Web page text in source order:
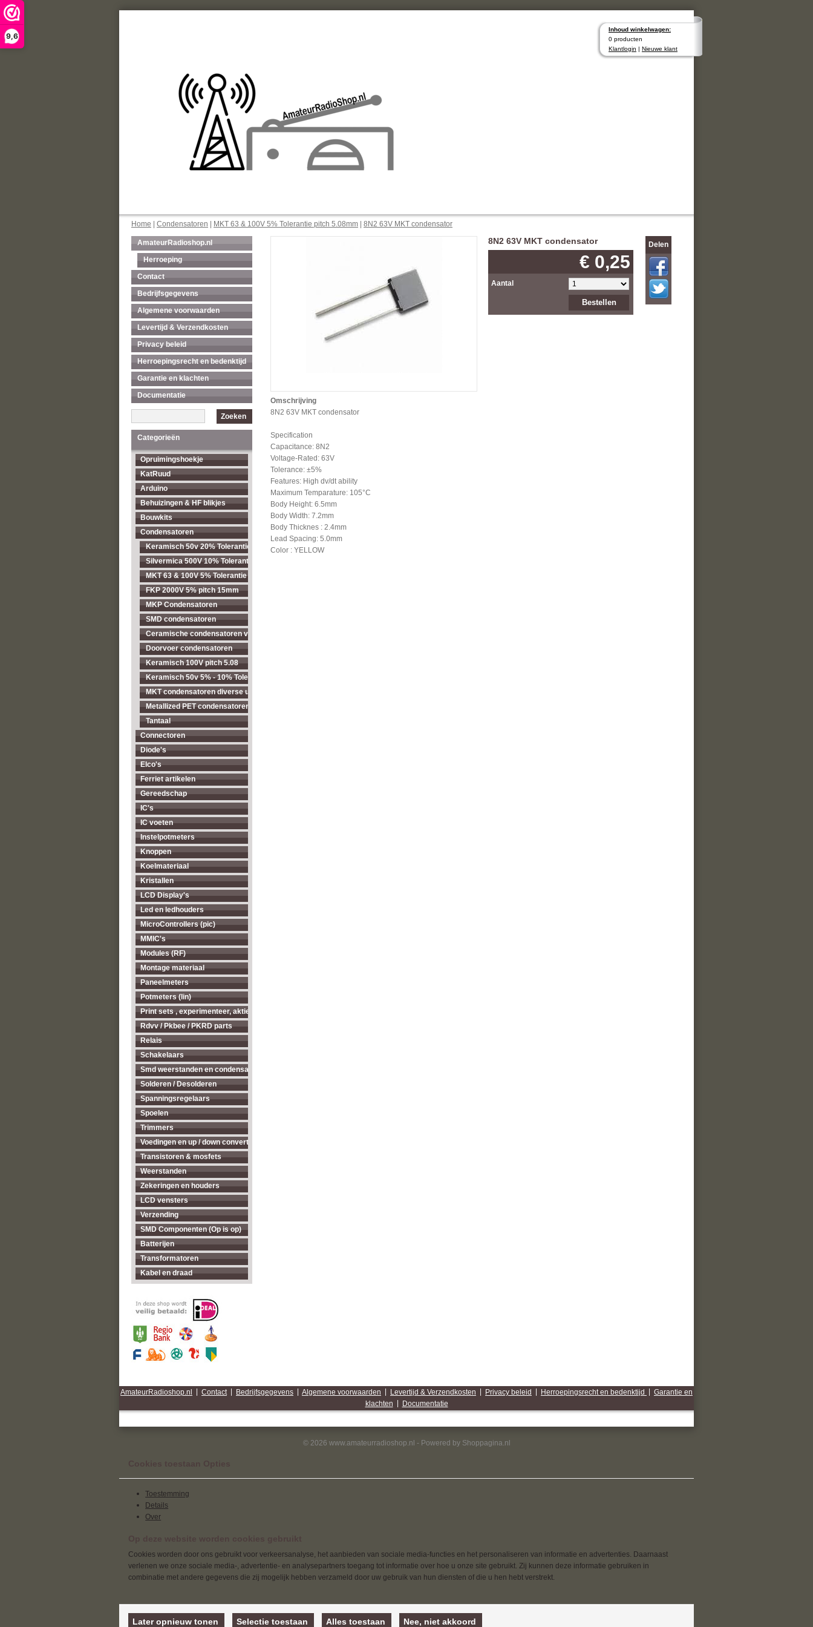
9,6
Inhoud winkelwagen:
0 producten
Klantlogin | Nieuwe klant
Home Condensatoren MKT 63 & 100V 5% Tolerantie pitch 5.08mm 8N2 63V MKT condensator
AmateurRadioshop.nl
Herroeping
Contact
Bedrijfsgegevens
Algemene voorwaarden
Levertijd & Verzendkosten
Privacy beleid
Herroepingsrecht en bedenktijd
Garantie en klachten
Documentatie
Zoeken
Categorieën
Opruimingshoekje
KatRuud
Arduino
Behuizingen & HF blikjes
Bouwkits
Condensatoren
Keramisch 50v 20% Tolerantie pitch 2.54mm
Silvermica 500V 10% Tolerantie
MKT 63 & 100V 5% Tolerantie pitch 5.08mm
FKP 2000V 5% pitch 15mm
MKP Condensatoren
SMD condensatoren
Ceramische condensatoren voor hogere spanningen
Doorvoer condensatoren
Keramisch 100V pitch 5.08
Keramisch 50v 5% - 10% Tolerantie pitch 5.08mm
MKT condensatoren diverse uitvoeringen
Metallized PET condensatoren diverse uitvoeringen
Tantaal
Connectoren
Diode's
Elco's
Ferriet artikelen
Gereedschap
IC's
IC voeten
Instelpotmeters
Knoppen
Koelmateriaal
Kristallen
LCD Display's
Led en ledhouders
MicroControllers (pic)
MMIC's
Modules (RF)
Montage materiaal
Paneelmeters
Potmeters (lin)
Print sets , experimenteer, aktieve antenne's enz...
Rdvv / Pkbee / PKRD parts
Relais
Schakelaars
Smd weerstanden en condensatoren
Solderen / Desolderen
Spanningsregelaars
Spoelen
Trimmers
Voedingen en up / down converters
Transistoren & mosfets
Weerstanden
Zekeringen en houders
LCD vensters
Verzending
SMD Componenten (Op is op)
Batterijen
Transformatoren
Kabel en draad
8N2 63V MKT condensator
€ 0,25
Aantal
Bestellen
Delen
Omschrijving
8N2 63V MKT condensator
Specification
Capacitance: 8N2
Voltage-Rated: 63V
Tolerance: ±5%
Features: High dv/dt ability
Maximum Temparature: 105°C
Body Height: 6.5mm
Body Width: 7.2mm
Body Thicknes : 2.4mm
Lead Spacing: 5.0mm
Color : YELLOW
AmateurRadioshop.nl Contact Bedrijfsgegevens Algemene voorwaarden Levertijd & Verzendkosten Privacy beleid Herroepingsrecht en bedenktijd
Garantie en
klachten
Documentatie
© 2026 www.amateurradioshop.nl - Powered by Shoppagina.nl
Cookies toestaan Opties
Toestemming
Details
Over
Op deze website worden cookies gebruikt
Cookies worden door ons gebruikt voor verkeersanalyse, het aanbieden van sociale media-functies en het personaliseren van informatie en advertenties. Daarnaast
verlenen we onze sociale media-, advertentie- en analysepartners toegang tot informatie over hoe u onze site gebruikt. Zij kunnen deze informatie gebruiken in
combinatie met andere gegevens die zij mogelijk hebben verzameld door uw gebruik van hun diensten of die u hen hebt verstrekt.
Later opnieuw tonen Selectie toestaan Alles toestaan Nee, niet akkoord